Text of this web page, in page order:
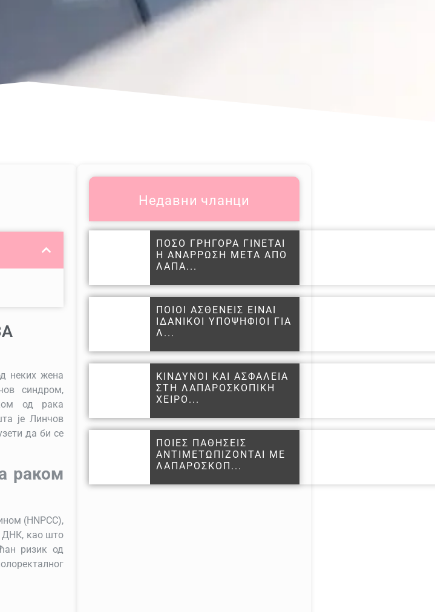
неких жена
синдром,
од рака
је Линчов
да би се
раком
(HNPCC),
ДНК, као што
ризик од
Недавни чланци
ΠΟΣΟ ΓΡΗΓΟΡΑ ΓΙΝΕΤΑΙ
Η ΑΝΑΡΡΩΣΗ ΜΕΤΑ ΑΠΟ
ΛΑΠΑ...
ΠΟΙΟΙ ΑΣΘΕΝΕΙΣ ΕΙΝΑΙ
ΙΔΑΝΙΚΟΙ ΥΠΟΨΗΦΙΟΙ ΓΙΑ
Λ...
ΚΙΝΔΥΝΟΙ ΚΑΙ ΑΣΦΑΛΕΙΑ
ΣΤΗ ΛΑΠΑΡΟΣΚΟΠΙΚΗ
ΧΕΙΡΟ...
ΠΟΙΕΣ ΠΑΘΗΣΕΙΣ
ΑΝΤΙΜΕΤΩΠΙΖΟΝΤΑΙ ΜΕ
ΛΑΠΑΡΟΣΚΟΠ...